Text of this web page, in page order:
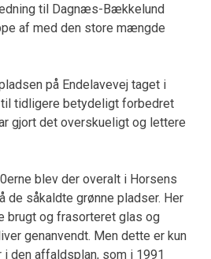
til Dagnæs-Bækkelund
af med den store mængde
på Endelavevej taget i
tidligere betydeligt forbedret
gjort det overskueligt og lettere
blev der overalt i Horsens
de såkaldte grønne pladser. Her
brugt og frasorteret glas og
genanvendt. Men dette er kun
den affaldsplan, som i 1991